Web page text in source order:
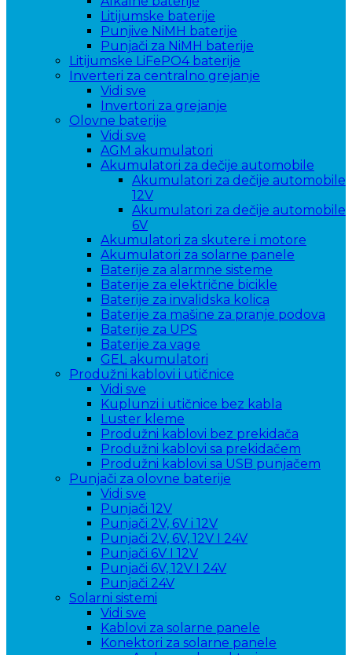
Litijumske baterije
Punjive NiMH baterije
Punjači za NiMH baterije
Litijumske LiFePO4 baterije
Inverteri za centralno grejanje
Vidi sve
Invertori za grejanje
Olovne baterije
Vidi sve
AGM akumulatori
Akumulatori za dečije automobile
Akumulatori za dečije automobile
12V
Akumulatori za dečije automobile
6V
Akumulatori za skutere i motore
Akumulatori za solarne panele
Baterije za alarmne sisteme
Baterije za električne bicikle
Baterije za invalidska kolica
Baterije za mašine za pranje podova
Baterije za UPS
Baterije za vage
GEL akumulatori
Produžni kablovi i utičnice
Vidi sve
Kuplunzi i utičnice bez kabla
Luster kleme
Produžni kablovi bez prekidača
Produžni kablovi sa prekidačem
Produžni kablovi sa USB punjačem
Punjači za olovne baterije
Vidi sve
Punjači 12V
Punjači 2V, 6V i 12V
Punjači 2V, 6V, 12V I 24V
Punjači 6V I 12V
Punjači 6V, 12V I 24V
Punjači 24V
Solarni sistemi
Vidi sve
Kablovi za solarne panele
Konektori za solarne panele